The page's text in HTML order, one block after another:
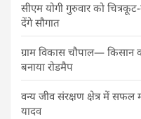
सीएम योगी गुरुवार को
देंगे सौगात
ग्राम विकास चौपाल— किसान
बनाया रोडमैप
वन्य जीव संरक्षण क्षेत्र में सफल
यादव